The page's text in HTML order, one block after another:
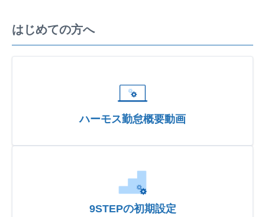
はじめての方へ
ハーモス勤怠概要動画
9STEPの初期設定